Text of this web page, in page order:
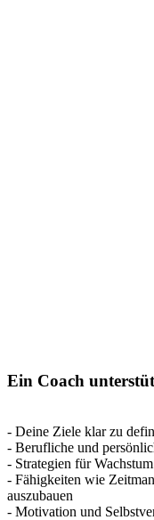
Ein Coach
- Deine Ziele klar zu
- Berufliche und
- Strategien für
- Fähigkeiten wie
auszubauen
- Motivation und